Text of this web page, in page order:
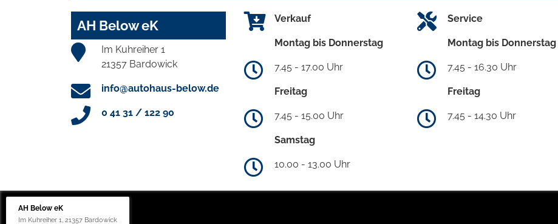
AH Below eK
Im Kuhreiher 1
21357 Bardowick
info@autohaus-below.de
0 41 31 / 122 90
Verkauf
Montag bis Donnerstag
7.45 - 17.00 Uhr
Freitag
7.45 - 15.00 Uhr
Samstag
10.00 - 13.00 Uhr
Service
Montag bis Donnerstag
7.45 - 16.30 Uhr
Freitag
7.45 - 14.30 Uhr
AH Below eK
Im Kuhreiher 1, 21357 Bardowick